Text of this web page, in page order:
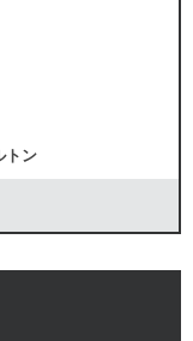
さい。
トン